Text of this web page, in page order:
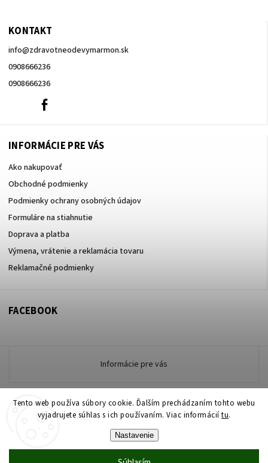
Tento web používa súbory cookie. Ďalším prechádzaním tohto webu
vyjadrujete súhlas s ich používaním. Viac informáciítu.
Nastavenie
KONTAKT
info@zdravotneodevymarmon.sk
0908666236
0908666236
0908666236
INFORMÁCIE PRE VÁS
Ako nakupovať
Obchodné podmienky
Podmienky ochrany osobných údajov
Formuláre na stiahnutie
Doprava a platba
Výmena, vrátenie a reklamácia tovaru
Reklamačné podmienky
FACEBOOK
Informácie pre vás
Copyright 2026www.zdravotneodevymarmon.sk. Všetky práva
vyhradené.
Upraviť nastavenie cookies